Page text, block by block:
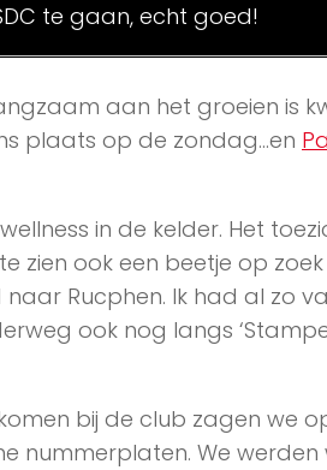
te gaan, echt goed!
aan het groeien is
plaats op de zondag…en
in de kelder. Het
zien ook een beetje op
Rucphen. Ik had al zo
ook nog langs
bij de club zagen we
nummerplaten. We